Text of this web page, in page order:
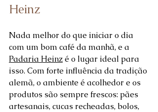
Heinz
Nada melhor do que iniciar o dia
com um bom café da manhã, e a
Padaria Heinz é o lugar ideal para
isso. Com forte influência da tradição
alemã, o ambiente é acolhedor e os
produtos são sempre frescos: pães
artesanais, cucas recheadas, bolos,